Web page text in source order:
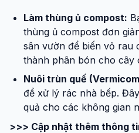
Làm thùng ủ compost:
thùng ủ compost đơn
sân vườn để biến vỏ rau
thành phân bón cho cây
Nuôi trùn quế
để xử lý rác nhà bếp.
quả cho các không gian
>>> Cập nhật thêm thông